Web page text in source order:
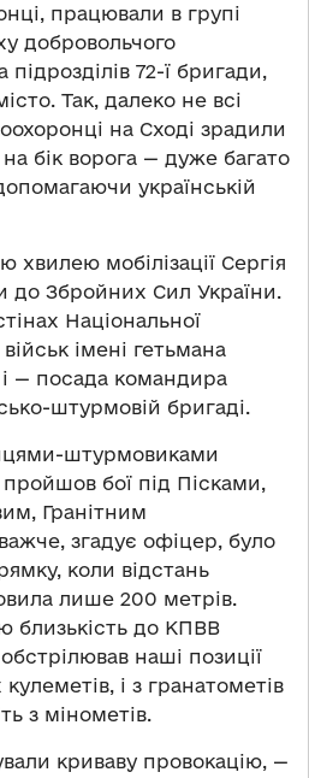
працювали в групі
добровольчого
72-ї бригади,
Так, далеко не всі
на Сході зрадили
бік ворога — дуже багато
українській
мобілізації Сергія
до Збройних Сил України.
Національної
імені гетьмана
— посада командира
штурмовій бригаді.
штурмовиками
бої під Пісками,
Гранітним
згадує офіцер, було
коли відстань
лише 200 метрів.
близькість до КПВВ
наші позиції
і з гранатометів
з мінометів.
криваву провокацію, —